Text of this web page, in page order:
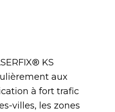
KS
aux
à fort trafic
villes, les zones